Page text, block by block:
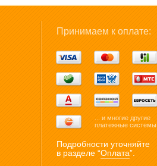
Принимаем к оплате:
... и многие другие
платежные системы.
Подробности уточняйте
в разделе “Оплата”.